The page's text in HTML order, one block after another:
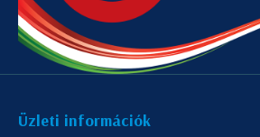
Üzleti információk